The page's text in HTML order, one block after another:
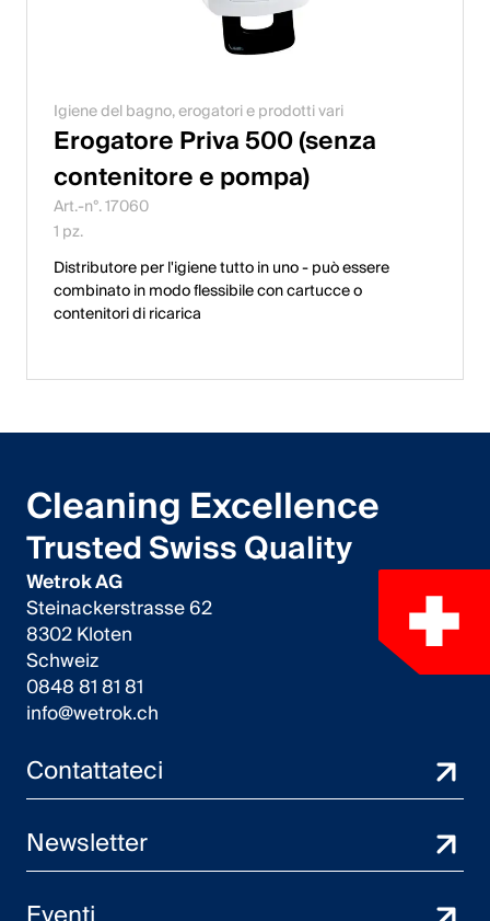
Igiene del bagno, erogatori e prodotti vari
Erogatore Priva 500 (senza
contenitore e pompa)
Art.-n°. 17060
1 pz.
Distributore per l'igiene tutto in uno - può essere
combinato in modo flessibile con cartucce o
contenitori di ricarica
Cleaning Excellence
Trusted Swiss Quality
Wetrok AG
Steinackerstrasse 62
8302 Kloten
Schweiz
0848 81 81 81
info@wetrok.ch
Contattateci
Newsletter